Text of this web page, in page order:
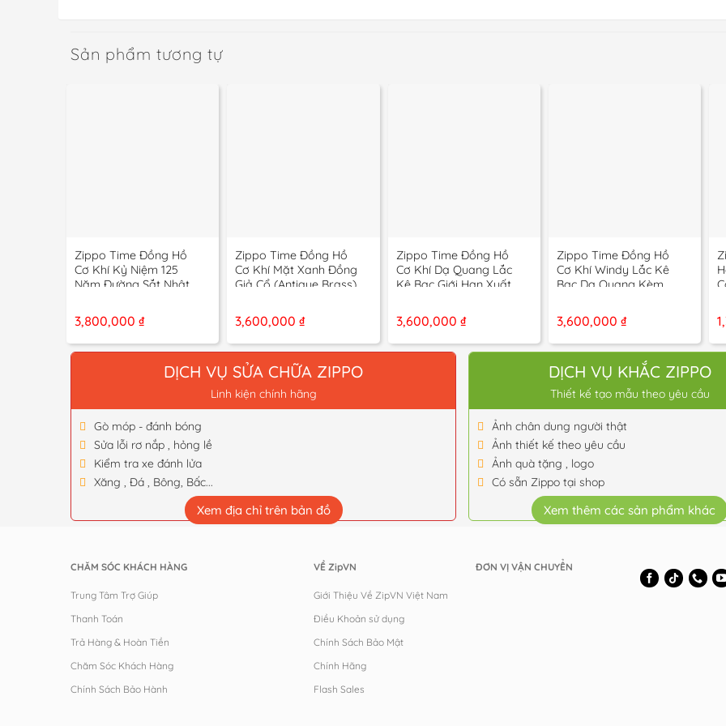
Sản phẩm tương tự
Zippo Time Đồng Hồ
Cơ Khí Kỷ Niệm 125
Năm Đường Sắt Nhật
3,800,000 ₫
Zippo Time Đồng Hồ
Cơ Khí Mặt Xanh Đồng
Giả Cổ (Antique Brass)
3,600,000₫
Zippo Time Đồng Hồ
Cơ Khí Dạ Quang Lắc
Kê Bạc Giới Hạn Xuất
3,600,000 ₫
Zippo Time Đồng Hồ
Cơ Khí Windy Lắc Kê
Bạc Dạ Quang Kèm
La Mã
3,600,000 ₫
DỊCH VỤ SỬA CHỮA ZIPPO
Linh kiện chính hãng
Gò móp - đánh bóng
Sửa lỗi rơ nắp , hỏng lề
Kiểm tra xe đánh lửa
Xăng , Đá , Bông, Bấc...
Xem địa chỉ trên bản đồ
DỊCH VỤ KHẮC ZIPPO
Thiết kế tạo mẫu theo yêu cầu
Ảnh chân dung người thật
Ảnh thiết kế theo yêu cầu
Ảnh quà tặng , logo
Có sẵn Zippo tại shop
Xem thêm các sản phẩm khác
CHĂM SÓC KHÁCH HÀNG
Trung Tâm Trợ Giúp
Thanh Toán
Trả Hàng & Hoàn Tiền
Chăm Sóc Khách Hàng
Chính Sách Bảo Hành
VỀ ZipVN
Giới Thiệu Về ZipVN Việt Nam
Điều Khoản sử dụng
Chính Sách Bảo Mật
Chính Hãng
Flash Sales
ĐƠN VỊ VẬN CHUYỂN